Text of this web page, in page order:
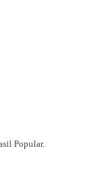
Popular.